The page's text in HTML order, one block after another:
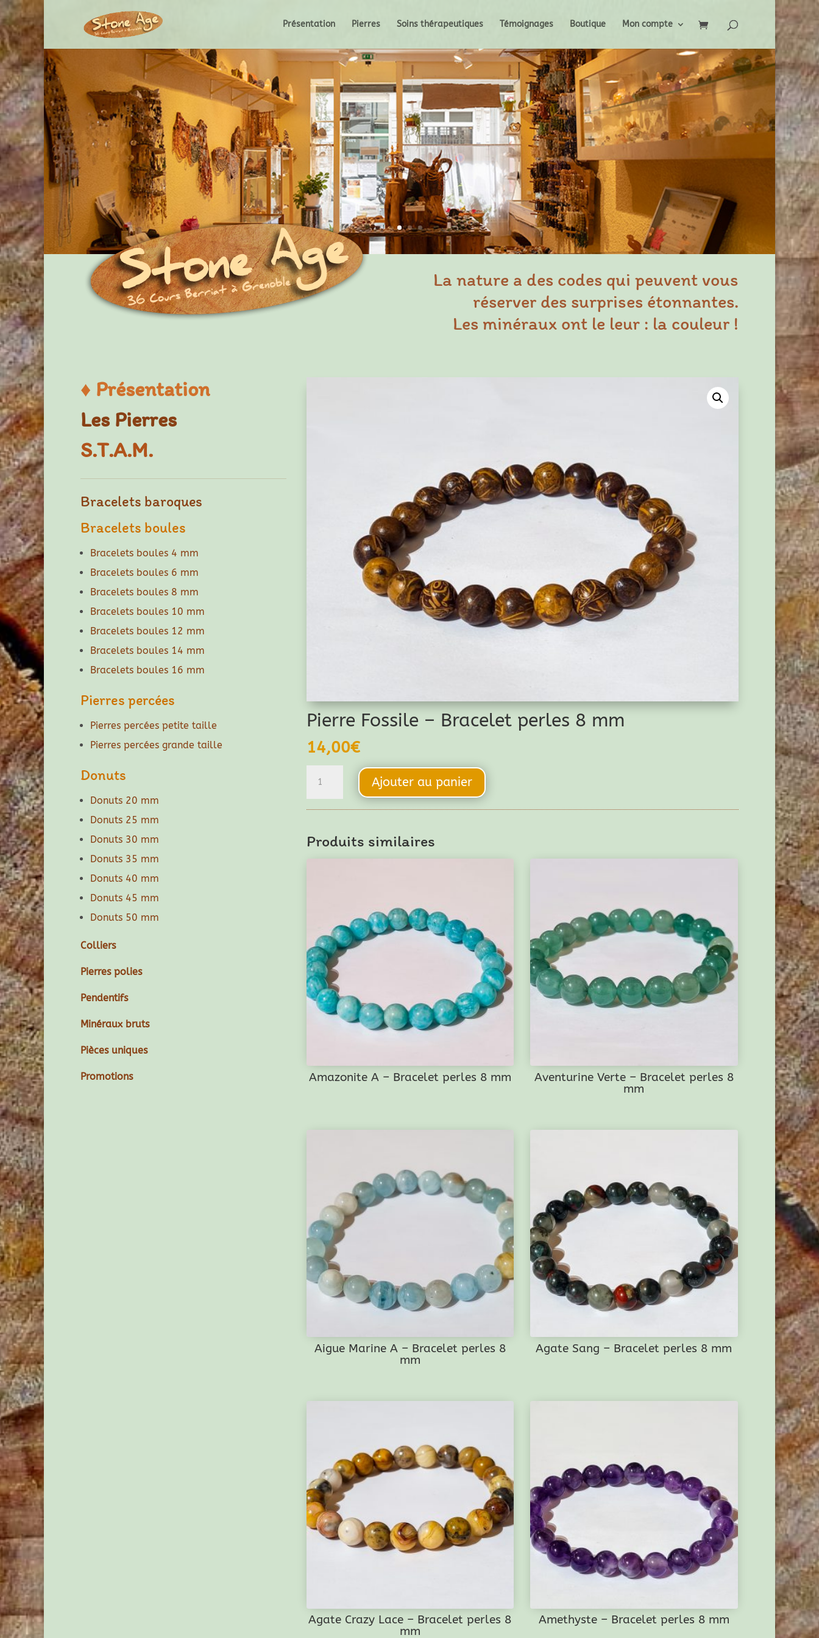
Présentation Pierres Soins thérapeutiques Témoignages Boutique Mon compte
La nature a des codes qui peuvent vous
réserver des surprises étonnantes.
Les minéraux ont le leur : la couleur !
♦ Présentation
Les Pierres
S.T.A.M.
Bracelets baroques
Bracelets boules
Bracelets boules 4 mm
Bracelets boules 6 mm
Bracelets boules 8 mm
Bracelets boules 10 mm
Bracelets boules 12 mm
Bracelets boules 14 mm
Bracelets boules 16 mm
Pierres percées
Pierres percées petite taille
Pierres percées grande taille
Donuts
Donuts 20 mm
Donuts 25 mm
Donuts 30 mm
Donuts 35 mm
Donuts 40 mm
Donuts 45 mm
Donuts 50 mm
Colliers
Pierres polies
Pendentifs
Minéraux bruts
Pièces uniques
Promotions
Pierre Fossile – Bracelet perles 8 mm
14,00€
-
Ajouter au panier
Produits similaires
Amazonite A – Bracelet perles 8 mm
Aventurine Verte – Bracelet perles 8
mm
Aigue Marine A – Bracelet perles 8
mm
Agate Sang – Bracelet perles 8 mm
Agate Crazy Lace – Bracelet perles 8
mm
Amethyste – Bracelet perles 8 mm